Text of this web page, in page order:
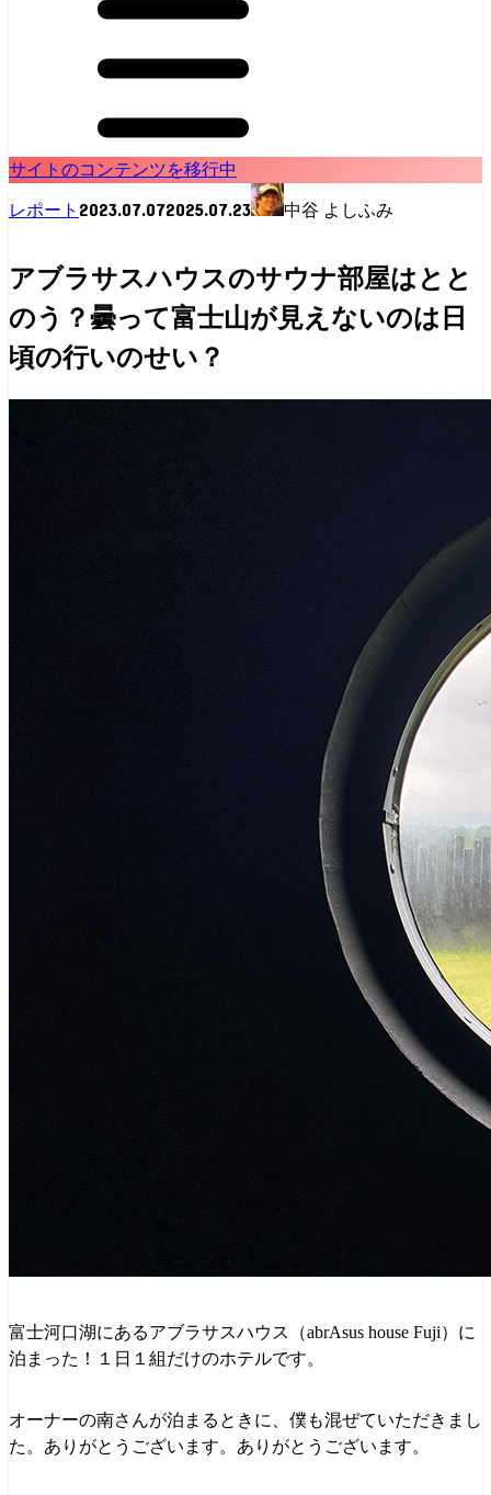
サイトのコンテンツを移行中
レポート 2023.07.072025.07.23 中谷 よしふみ
アブラサスハウスのサウナ部屋はとと
のう？曇って富士山が見えないのは日
頃の行いのせい？
富士河口湖にあるアブラサスハウス（abrAsus house Fuji）に
泊まった！１日１組だけのホテルです。
オーナーの南さんが泊まるときに、僕も混ぜていただきまし
た。ありがとうございます。ありがとうございます。